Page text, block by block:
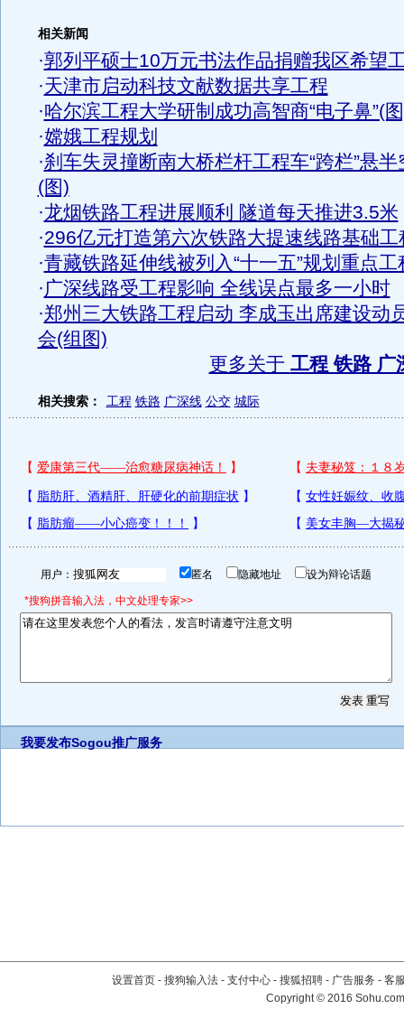
相关新闻
·郭列平硕士10万元书法作品捐赠我区希望
·天津市启动科技文献数据共享工程
·哈尔滨工程大学研制成功高智商“电子鼻”(
·嫦娥工程规划
·刹车失灵撞断南大桥栏杆工程车“跨栏”悬半
(图)
·龙烟铁路工程进展顺利 隧道每天推进3.5米
·296亿元打造第六次铁路大提速线路基础工
·青藏铁路延伸线被列入“十一五”规划重点工
·广深线路受工程影响 全线误点最多一小时
·郑州三大铁路工程启动 李成玉出席建设动
会(组图)
更多关于 工程 铁路 广
相关搜索： 工程 铁路 广深线 公交 城际
用户： 匿名 隐藏地址 设为辩论话题
*搜狗拼音输入法，中文处理专家>>
我要发布Sogou推广服务
设置首页 - 搜狗输入法 - 支付中心 - 搜狐招聘 - 广告服务 - 客
Copyright©2016